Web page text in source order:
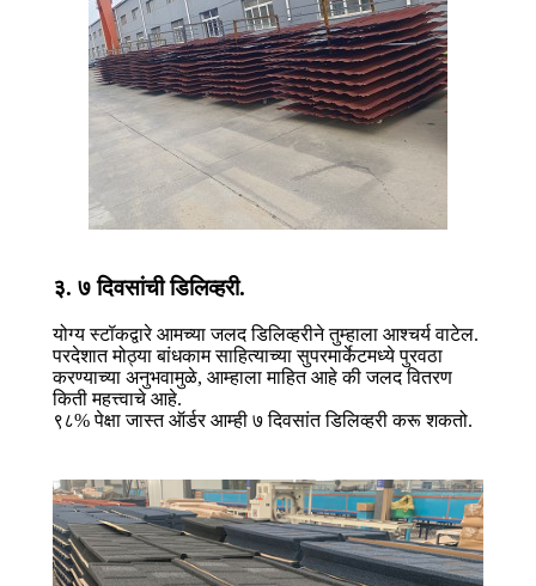
३. ७ दिवसांची डिलिव्हरी.
योग्य स्टॉकद्वारे आमच्या जलद डिलिव्हरीने तुम्हाला आश्चर्य वाटेल.
परदेशात मोठ्या बांधकाम साहित्याच्या सुपरमार्केटमध्ये पुरवठा
करण्याच्या अनुभवामुळे, आम्हाला माहित आहे की जलद वितरण
किती महत्त्वाचे आहे.
९८% पेक्षा जास्त ऑर्डर आम्ही ७ दिवसांत डिलिव्हरी करू शकतो.